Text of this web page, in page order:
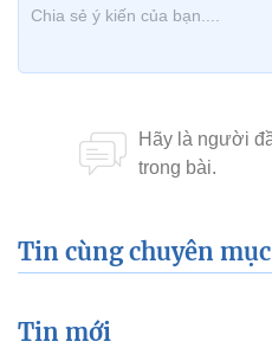
Tin cùng chuyên mục
Tin mới